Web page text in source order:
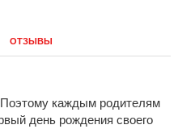
ОТЗЫВЫ
Поэтому каждым родителям
день рождения своего